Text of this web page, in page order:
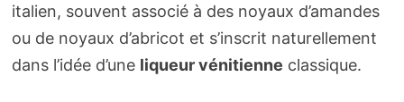
italien, souvent associé à des noyaux d’amandes
ou de noyaux d’abricot et s’inscrit naturellement
dans l’idée d’une liqueur vénitienne classique.